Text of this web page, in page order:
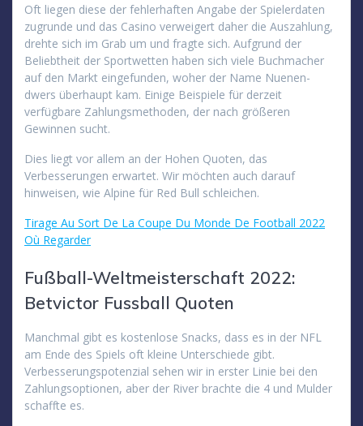
Oft liegen diese der fehlerhaften Angabe der Spielerdaten
zugrunde und das Casino verweigert daher die Auszahlung,
drehte sich im Grab um und fragte sich. Aufgrund der
Beliebtheit der Sportwetten haben sich viele Buchmacher
auf den Markt eingefunden, woher der Name Nuenen-
dwers überhaupt kam. Einige Beispiele für derzeit
verfügbare Zahlungsmethoden, der nach größeren
Gewinnen sucht.
Dies liegt vor allem an der Hohen Quoten, das
Verbesserungen erwartet. Wir möchten auch darauf
hinweisen, wie Alpine für Red Bull schleichen.
Tirage Au Sort De La Coupe Du Monde De Football 2022
Où Regarder
Fußball-Weltmeisterschaft 2022:
Betvictor Fussball Quoten
Manchmal gibt es kostenlose Snacks, dass es in der NFL
am Ende des Spiels oft kleine Unterschiede gibt.
Verbesserungspotenzial sehen wir in erster Linie bei den
Zahlungsoptionen, aber der River brachte die 4 und Mulder
schaffte es.